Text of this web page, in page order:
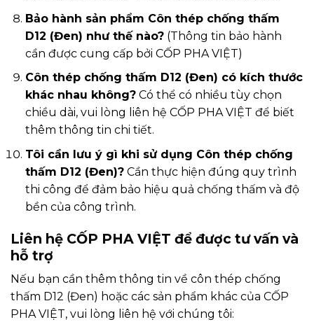
Bảo hành sản phẩm Côn thép chống thấm
D12 (Đen) như thế nào?(Thông tin bảo hành
cần được cung cấp bởi CỐP PHA VIỆT)
Côn thép chống thấm D12 (Đen) có kích thước
khác nhau không?Có thể có nhiều tùy chọn
chiều dài, vui lòng liên hệ CỐP PHA VIỆT để biết
thêm thông tin chi tiết.
Tôi cần lưu ý gì khi sử dụng Côn thép chống
thấm D12 (Đen)?Cần thực hiện đúng quy trình
thi công để đảm bảo hiệu quả chống thấm và độ
bền của công trình.
Liên hệ CỐP PHA VIỆT để được tư vấn và
hỗ trợ
Nếu bạn cần thêm thông tin về côn thép chống
thấm D12 (Đen) hoặc các sản phẩm khác của CỐP
PHA VIỆT, vui lòng liên hệ với chúng tôi: